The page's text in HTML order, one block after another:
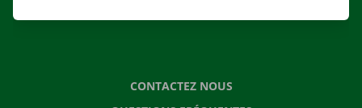
CONTACTEZ NOUS